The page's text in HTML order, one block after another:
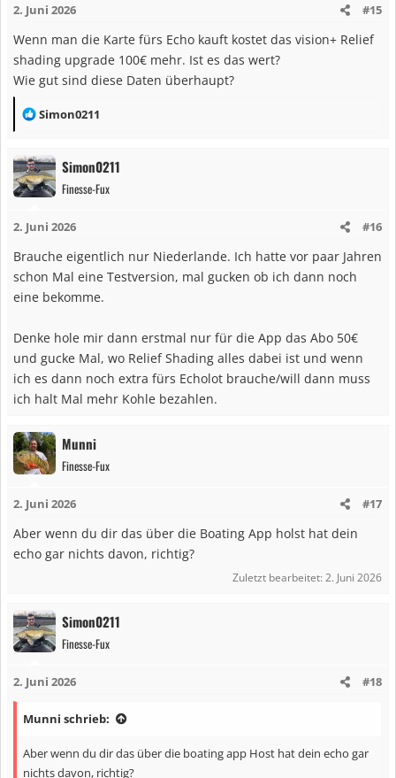
o
e
:
2. Juni 2026 #15
Wenn man die Karte fürs Echo kauft kostet das vision+ Relief
shading upgrade 100€ mehr. Ist es das wert?
Wie gut sind diese Daten überhaupt?
R
k
t
o
Simon0211
Simon0211
Finesse-Fux
2. Juni 2026 #16
Brauche eigentlich nur Niederlande. Ich hatte vor paar Jahren
schon Mal eine Testversion, mal gucken ob ich dann noch
eine bekomme.
Denke hole mir dann erstmal nur für die App das Abo 50€
und gucke Mal, wo Relief Shading alles dabei ist und wenn
ich es dann noch extra fürs Echolot brauche/will dann muss
ich halt Mal mehr Kohle bezahlen.
Munni
Finesse-Fux
2. Juni 2026 #17
Aber wenn du dir das über die Boating App holst hat dein
echo gar nichts davon, richtig?
Zuletzt bearbeitet: 2. Juni 2026
Simon0211
Finesse-Fux
2. Juni 2026 #18
Munni schrieb:
Aber wenn du dir das über die boating app Host hat dein echo gar
nichts davon, richtig?